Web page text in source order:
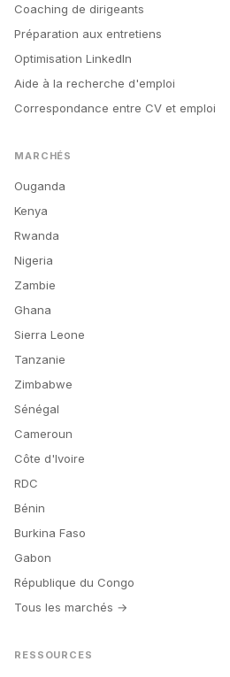
Coaching de dirigeants
Préparation aux entretiens
Optimisation LinkedIn
Aide à la recherche d'emploi
Correspondance entre CV et emploi
MARCHÉS
Ouganda
Kenya
Rwanda
Nigeria
Zambie
Ghana
Sierra Leone
Tanzanie
Zimbabwe
Sénégal
Cameroun
Côte d'Ivoire
RDC
Bénin
Burkina Faso
Gabon
République du Congo
Tous les marchés →
RESSOURCES